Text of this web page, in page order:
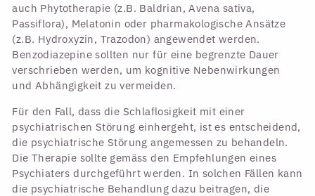
auch Phytotherapie (z.B. Baldrian, Avena sativa,
Passiflora), Melatonin oder pharmakologische Ansätze
(z.B. Hydroxyzin, Trazodon) angewendet werden.
Benzodiazepine sollten nur für eine begrenzte Dauer
verschrieben werden, um kognitive Nebenwirkungen
und Abhängigkeit zu vermeiden.
Für den Fall, dass die Schlaflosigkeit mit einer
psychiatrischen Störung einhergeht, ist es entscheidend,
die psychiatrische Störung angemessen zu behandeln.
Die Therapie sollte gemäss den Empfehlungen eines
Psychiaters durchgeführt werden. In solchen Fällen kann
die psychiatrische Behandlung dazu beitragen, die